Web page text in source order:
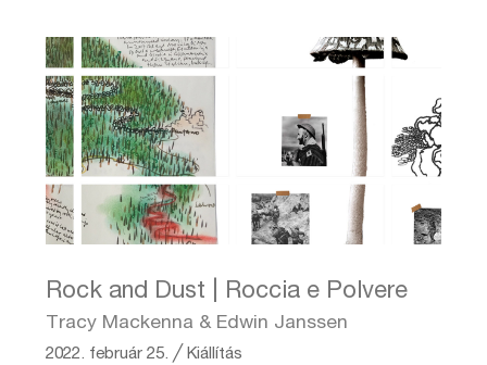
Rock and Dust | Roccia e Polvere
Tracy Mackenna & Edwin Janssen
2022. február 25. ╱Kiállítás